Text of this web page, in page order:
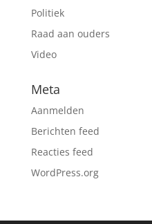
Politiek
Raad aan ouders
Video
Meta
Aanmelden
Berichten feed
Reacties feed
WordPress.org